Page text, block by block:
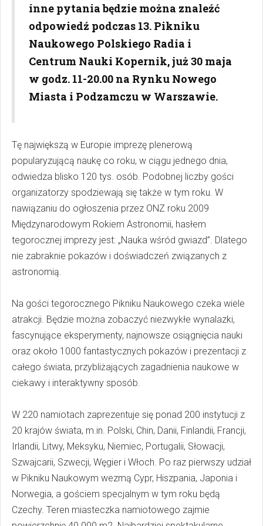
inne pytania będzie można znaleźć
odpowiedź podczas 13. Pikniku
Naukowego Polskiego Radia i
Centrum Nauki Kopernik, już 30 maja
w godz. 11-20.00 na Rynku Nowego
Miasta i Podzamczu w Warszawie.
Tę największą w Europie imprezę plenerową
popularyzującą naukę co roku, w ciągu jednego dnia,
odwiedza blisko 120 tys. osób. Podobnej liczby gości
organizatorzy spodziewają się także w tym roku. W
nawiązaniu do ogłoszenia przez ONZ roku 2009
Międzynarodowym Rokiem Astronomii, hasłem
tegorocznej imprezy jest: „Nauka wśród gwiazd”. Dlatego
nie zabraknie pokazów i doświadczeń związanych z
astronomią.
Na gości tegorocznego Pikniku Naukowego czeka wiele
atrakcji. Będzie można zobaczyć niezwykłe wynalazki,
fascynujące eksperymenty, najnowsze osiągnięcia nauki
oraz około 1000 fantastycznych pokazów i prezentacji z
całego świata, przybliżających zagadnienia naukowe w
ciekawy i interaktywny sposób.
W 220 namiotach zaprezentuje się ponad 200 instytucji z
20 krajów świata, m.in. Polski, Chin, Danii, Finlandii, Francji,
Irlandii, Litwy, Meksyku, Niemiec, Portugalii, Słowacji,
Szwajcarii, Szwecji, Węgier i Włoch. Po raz pierwszy udział
w Pikniku Naukowym wezmą Cypr, Hiszpania, Japonia i
Norwegia, a gościem specjalnym w tym roku będą
Czechy. Teren miasteczka namiotowego zajmie